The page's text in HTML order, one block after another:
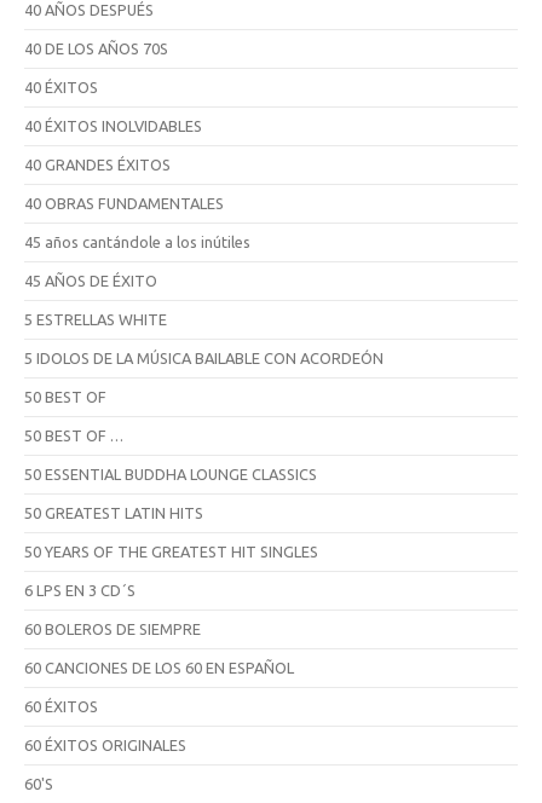
40 AÑOS DESPUÉS
40 DE LOS AÑOS 70S
40 ÉXITOS
40 ÉXITOS INOLVIDABLES
40 GRANDES ÉXITOS
40 OBRAS FUNDAMENTALES
45 años cantándole a los inútiles
45 AÑOS DE ÉXITO
5 ESTRELLAS WHITE
5 IDOLOS DE LA MÚSICA BAILABLE CON ACORDEÓN
50 BEST OF
50 BEST OF …
50 ESSENTIAL BUDDHA LOUNGE CLASSICS
50 GREATEST LATIN HITS
50 YEARS OF THE GREATEST HIT SINGLES
6 LPS EN 3 CD´S
60 BOLEROS DE SIEMPRE
60 CANCIONES DE LOS 60 EN ESPAÑOL
60 ÉXITOS
60 ÉXITOS ORIGINALES
60'S